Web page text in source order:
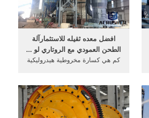
افضل معده ثقيله للاستثمارآلة
الطحن العمودي مع الروتاري لو ...
كم هي كسارة مخروطية هيدروليكية
الهيدروليكية بالعديد من العوامل مثل
طراز المنتج ومعدات التكوين وطلب
العملاء.